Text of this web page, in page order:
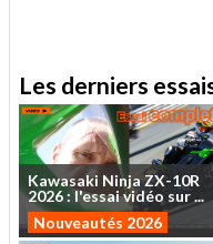
Les derniers
Kawasaki NinjaZX-10R
2026: l'essaividéo sur...
Nouveautés 2026